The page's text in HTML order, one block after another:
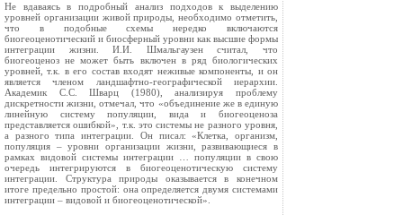
Не вдаваясь в подробный анализ подходов к выделению
уровней организации живой природы, необходимо отметить,
что в подобные схемы нередко включаются
биогеоценотический и биосферный уровни как высшие формы
интеграции жизни. И.И. Шмальгаузен считал, что
биогеоценоз не может быть включен в ряд биологических
уровней, т.к. в его состав входят неживые компоненты, и он
является членом ландшафтно-географической иерархии.
Академик С.С. Шварц (1980), анализируя проблему
дискретности жизни, отмечал, что «объединение же в единую
линейную систему популяции, вида и биогеоценоза
представляется ошибкой», т.к. это системы не разного уровня,
а разного типа интеграции. Он писал: «Клетка, организм,
популяция – уровни организации жизни, развивающиеся в
рамках видовой системы интеграции … популяции в свою
очередь интегрируются в биогеоценотическую систему
интеграции. Структура природы оказывается в конечном
итоге предельно простой: она определяется двумя системами
интеграции – видовой и биогеоценотической».